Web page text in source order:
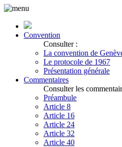
Convention
Consulter :
La convention de
Le protocole de 1967
Présentation générale
Commentaires
Consulter les
Préambule
Article 8
Article 16
Article 24
Article 32
Article 40